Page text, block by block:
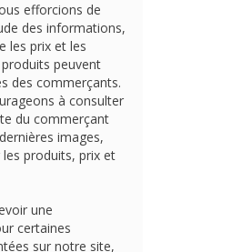
efforcions de
des informations,
les prix et les
peuvent
des commerçants.
à consulter
du commerçant
images,
produits, prix et
une
certaines
sur notre site,